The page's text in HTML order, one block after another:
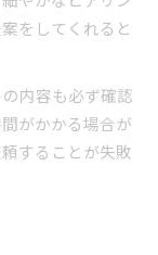
をしてくれると
内容も必ず確認
がかかる場合が
することが失敗